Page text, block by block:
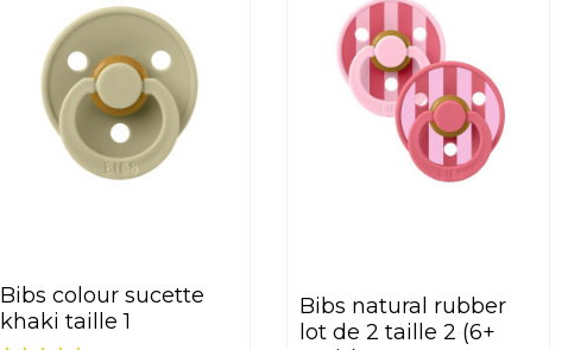
bibs colour sucette
khaki taille 1
bibs natural rubber
lot de 2 taille 2 (6+